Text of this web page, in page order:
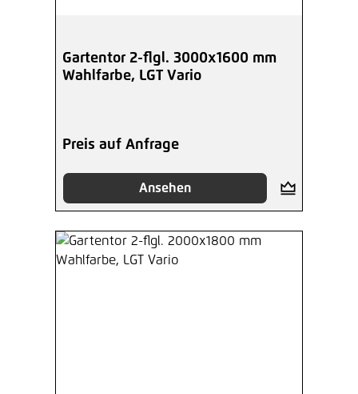
Gartentor 2-flgl. 3000x1600 mm
Wahlfarbe, LGT Vario
Preis auf Anfrage
Ansehen